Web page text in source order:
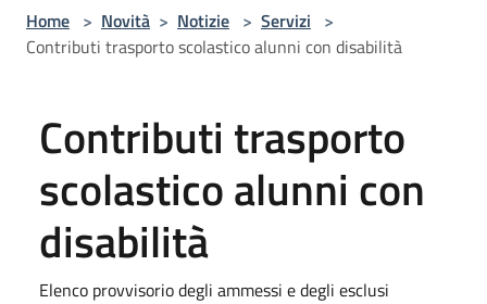
Home > Novità > Notizie > Servizi >
Contributi trasporto scolastico alunni con disabilità
Contributi trasporto
scolastico alunni con
disabilità
Elenco provvisorio degli ammessi e degli esclusi